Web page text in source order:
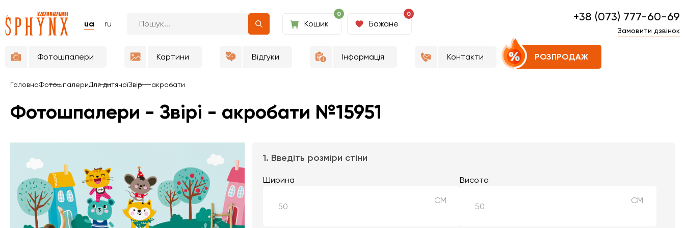
ua ru
0
Кошик
0
Бажане
+38 (073) 777-60-69
Замовити дзвінок
Фотошпалери Картини Відгуки Інформація Контакти РОЗПРОДАЖ
ГоловнаФотошпалериДля дитячоїЗвірі - акробати
Фотошпалери - Звірі - акробати №15951
1. Введіть розміри стіни
Ширина
СМ
Висота
СМ